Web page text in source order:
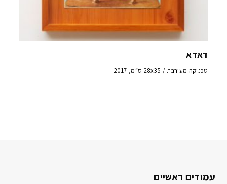
דאדא
טכניקה מעורבת / 28x35 ס״מ, 2017
עמודים ראשיים